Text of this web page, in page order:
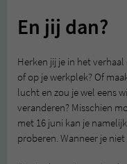
En jij dan?
Herken jij je in het
of op je werkplek? Of
lucht en zou je wel eens
veranderen? Misschien
met 16 juni kan je
proberen. Wanneer je